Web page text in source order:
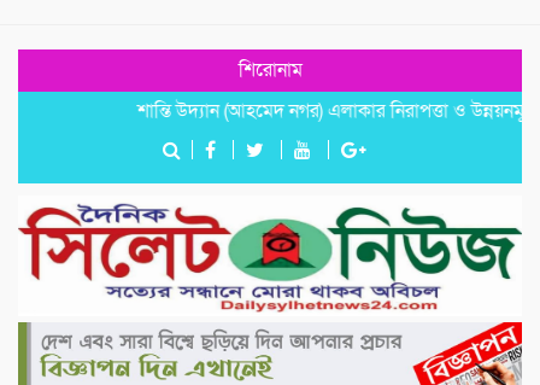
শিরোনাম
শান্তি উদ্যান (আহমেদ নগর) এলাকার নিরাপত্তা ও উন্নয়নমূলক